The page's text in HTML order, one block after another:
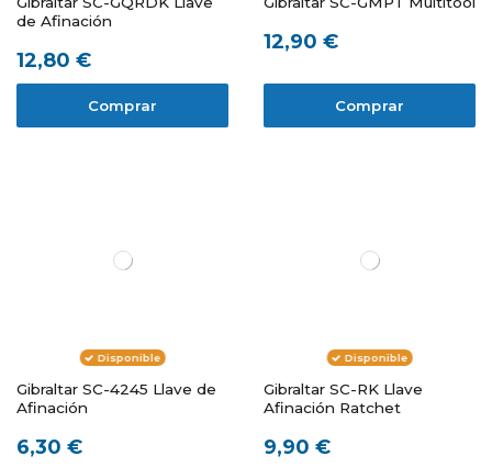
de Afinación
12,80 €
Comprar
12,90 €
Comprar
Disponible
Gibraltar SC-4245 Llave de
Afinación
6,30 €
Disponible
Gibraltar SC-RK Llave
Afinación Ratchet
9,90 €